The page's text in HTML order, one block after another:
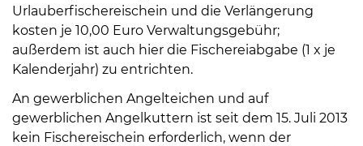
Urlauberfischereischein und die Verlängerung
kosten je 10,00 Euro Verwaltungsgebühr;
außerdem ist auch hier die Fischereiabgabe (1 x je
Kalenderjahr) zu entrichten.
An gewerblichen Angelteichen und auf
gewerblichen Angelkuttern ist seit dem 15. Juli 2013
kein Fischereischein erforderlich, wenn der